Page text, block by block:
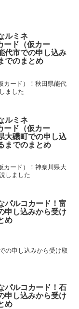
ルミネ
ード（仮カー
代市での申し込み
でのまとめ
カード）！秋田県能代
ました
ルミネ
ード（仮カー
大磯町での申し込
までのまとめ
カード）！神奈川県大
しました
パルコカード！富
申し込みから受け
め
の申し込みから受け取
パルコカード！石
申し込みから受け
め